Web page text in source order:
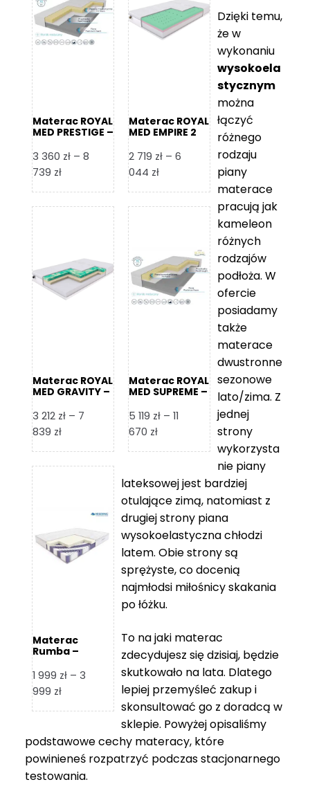
7
000 zł
8
865 zł
Materac ROYAL
MED PRESTIGE –
3 360 zł – 8
739 złZakres
od
8
739 zł
Materac ROYAL
MED EMPIRE 2
2 719 zł – 6
044 złZakres
od
6
044 zł
Materac ROYAL
MED GRAVITY –
3 212 zł – 7
839 złZakres
od
839 zł
Materac ROYAL
MED SUPREME –
5 119 zł – 11
670 złZakres
5
119 zł
do
670 zł
Materac
Rumba –
1 999 zł – 3
999 złZakres
1
999 zł
do
Dzięki temu,
że w
wykonaniu
wysokoela
stycznym
można
łączyć
różnego
rodzaju
piany
materace
pracują jak
kameleon
różnych
rodzajów
podłoża. W
ofercie
posiadamy
także
materace
dwustronne
sezonowe
lato/zima. Z
jednej
strony
wykorzysta
nie piany
lateksowej jest bardziej
otulające zimą, natomiast z
drugiej strony piana
wysokoelastyczna chłodzi
latem. Obie strony są
sprężyste, co docenią
najmłodsi miłośnicy skakania
po łóżku.
To na jaki materac
zdecydujesz się dzisiaj, będzie
skutkowało na lata. Dlatego
lepiej przemyśleć zakup i
skonsultować go z doradcą w
sklepie. Powyżej opisaliśmy
podstawowe cechy materacy, które
powinieneś rozpatrzyć podczas stacjonarnego
testowania.